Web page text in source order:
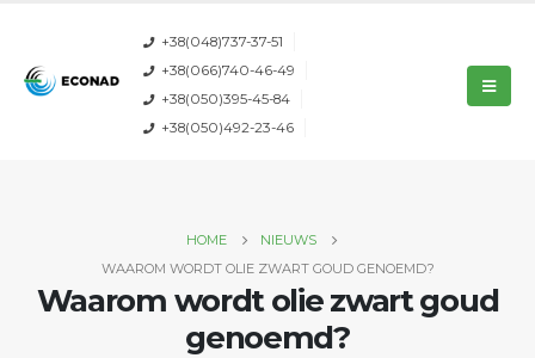
+38(048)737-37-51
+38(066)740-46-49
+38(050)395-45-84
+38(050)492-23-46
HOME
NIEUWS
WAAROM WORDT OLIE ZWART GOUD GENOEMD?
Waarom wordt olie zwart goud
genoemd?